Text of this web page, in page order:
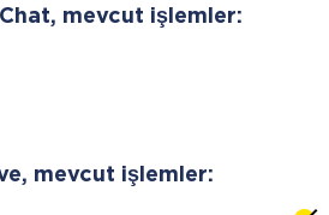
mevcut işlemler:
mevcut işlemler: